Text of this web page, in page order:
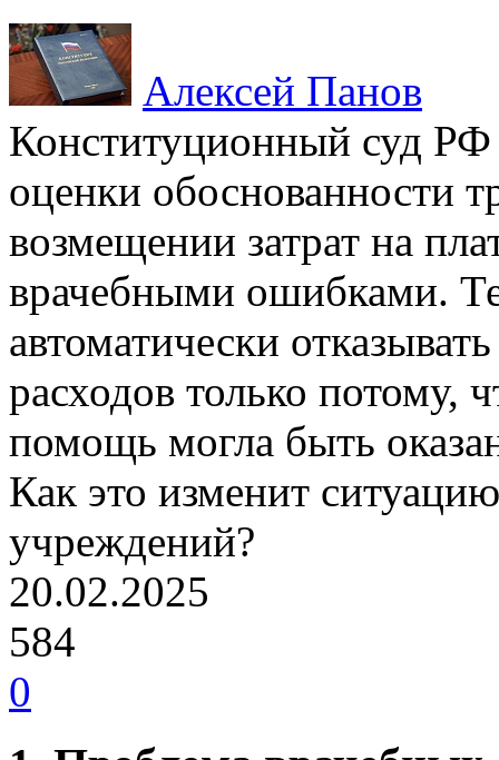
Алексей Панов
Конституционный суд РФ
оценки обоснованности
возмещении затрат на
врачебными ошибками.
автоматически
расходов только потому,
помощь могла быть
Как это изменит
учреждений?
20.02.2025
584
0